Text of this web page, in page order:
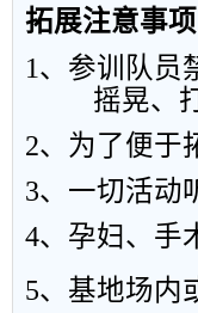
拓展注意事项
1、参训队员
摇晃、
2、为了便于
3、一切活动
4、孕妇、手
5、基地场内